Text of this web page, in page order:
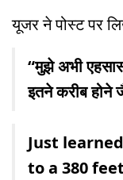
यूजर ने पोस्ट पर
“मुझे अभी
इतने करीब होने
Just
to a 380